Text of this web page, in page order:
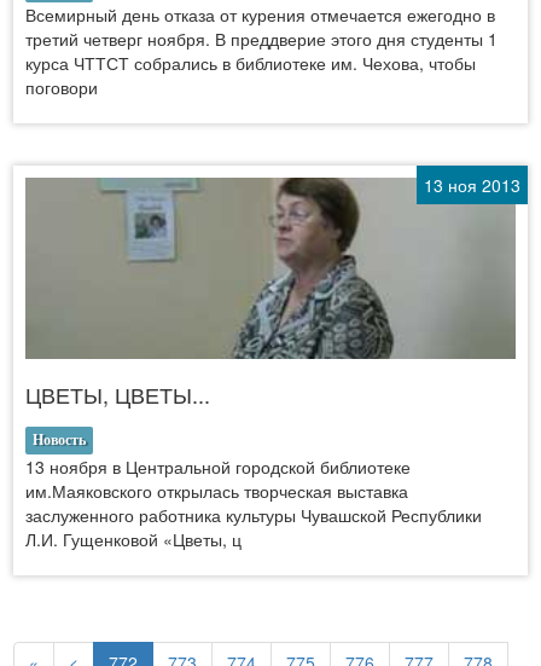
Всемирный день отказа от курения отмечается ежегодно в
третий четверг ноября. В преддверие этого дня студенты 1
курса ЧТТСТ собрались в библиотеке им. Чехова, чтобы
поговори
13 ноя 2013
ЦВЕТЫ, ЦВЕТЫ...
Новость
13 ноября в Центральной городской библиотеке
им.Маяковского открылась творческая выставка
заслуженного работника культуры Чувашской Республики
Л.И. Гущенковой «Цветы, ц